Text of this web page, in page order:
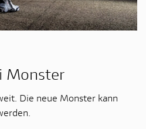
Monster
Die neue Monster kann